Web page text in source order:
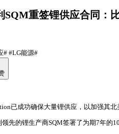
SQM重签锂供应合同：
# #LG能源#
已成功确保大量锂供应，以加强其北
先的锂生产商SQM签署了为期7年的